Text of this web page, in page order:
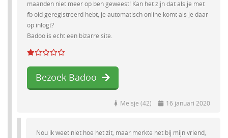
maanden niet meer op ben geweest! Kan het zijn dat als je met
fb oid geregistreerd hebt, je automatisch online komt als je daar
op inlogt?
Badoo is echt een bizarre site.
Bezoek Badoo
Meisje (42) 16 januari 2020
Nou ik weet niet hoe het zit, maar merkte het bij mijn vriend,